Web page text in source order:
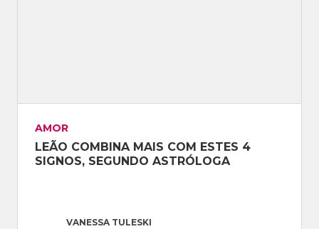
AMOR
LEÃO COMBINA MAIS COM ESTES 4
SIGNOS, SEGUNDO ASTRÓLOGA
VANESSA TULESKI